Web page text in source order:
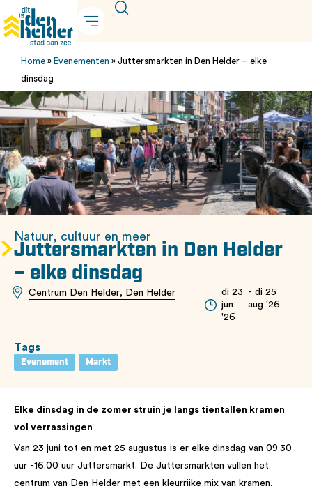
Home » Evenementen » Juttersmarkten in Den Helder – elke
dinsdag
Natuur, cultuur en meer
Juttersmarkten in Den Helder
– elke dinsdag
Centrum Den Helder, Den Helder
di 23
jun
'26
- di 25
aug '26
Tags
Evenement Markt
Elke dinsdag in de zomer struin je langs tientallen kramen
vol verrassingen
Van 23 juni tot en met 25 augustus is er elke dinsdag van 09.30
uur -16.00 uur Juttersmarkt. De Juttersmarkten vullen het
centrum van Den Helder met een kleurrijke mix van kramen,